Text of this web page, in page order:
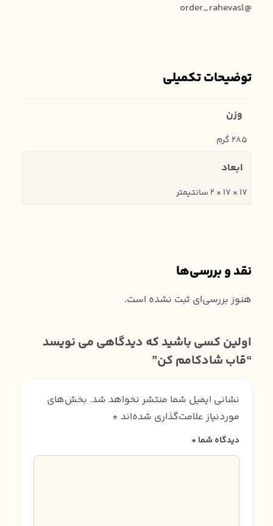
@order_rahevasl
توضیحات تکمیلی
وزن
285 گرم
ابعاد
17 × 17 × 2 سانتیمتر
نقد و بررسی‌ها
هنوز بررسی‌ای ثبت نشده است.
اولین کسی باشید که دیدگاهی می نویسد
“قاب شادکامم کن”
نشانی ایمیل شما منتشر نخواهد شد. بخش‌های
موردنیاز علامت‌گذاری شده‌اند *
دیدگاه شما*